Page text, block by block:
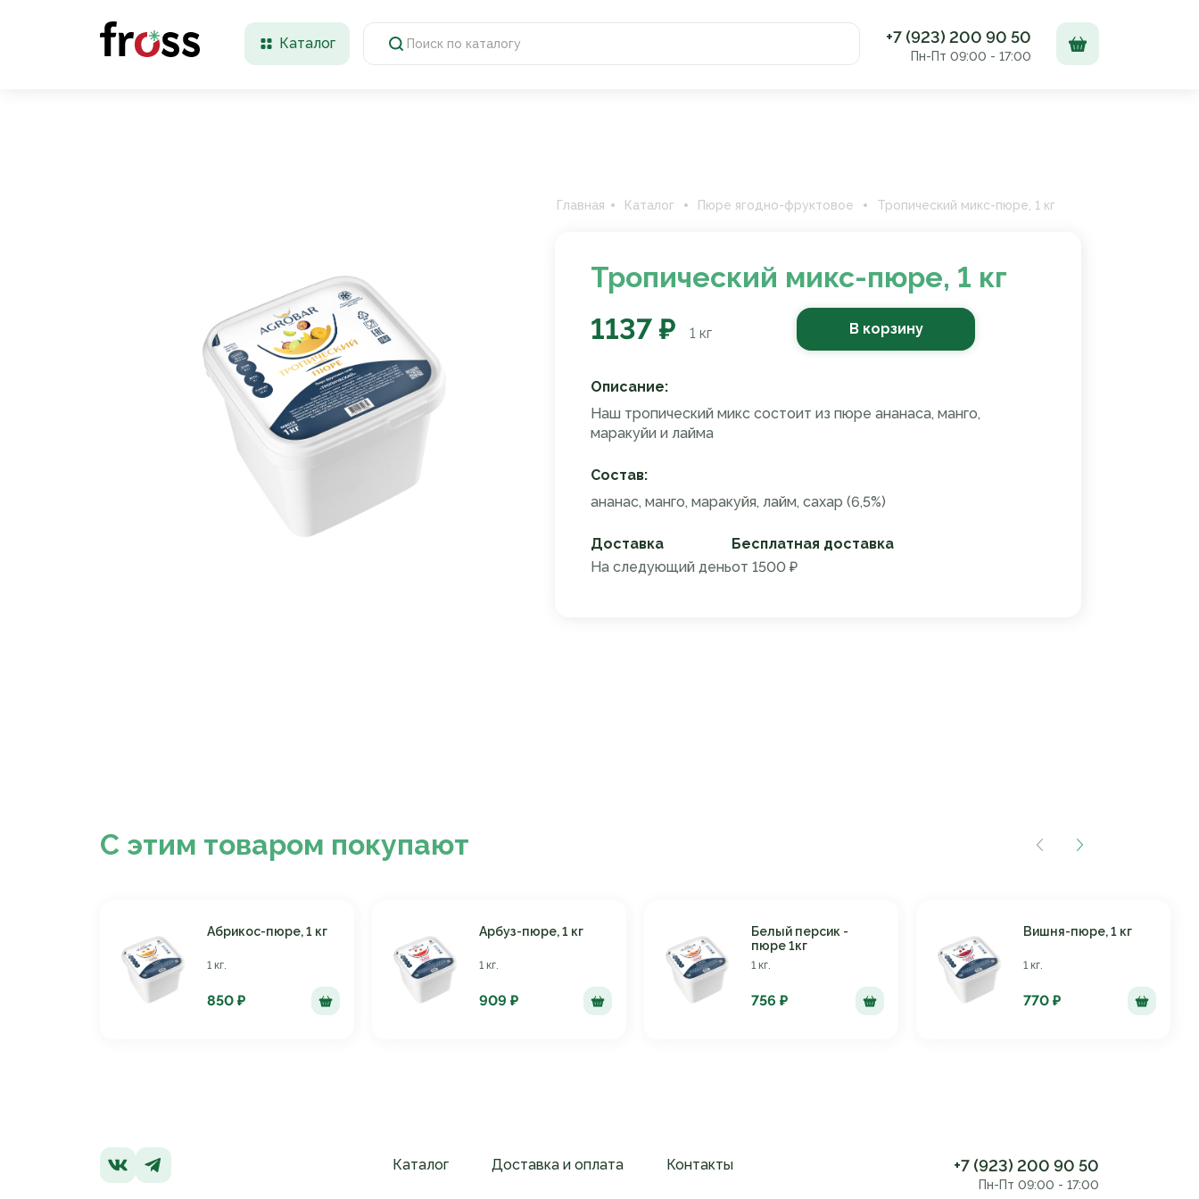
Каталог +7 (923) 200 90 50
Пн-Пт 09:00 - 17:00
Главная Каталог Пюре ягодно-фруктовое Тропический микс-пюре, 1 кг
Тропический микс-пюре, 1 кг
1137 ₽
1 кг В корзину
Описание:
Наш тропический микс состоит из пюре ананаса, манго,
маракуйи и лайма
Состав:
ананас, манго, маракуйя, лайм, сахар (6,5%)
Доставка
На следующий день
Бесплатная доставка
от 1500 ₽
С этим товаром покупают
Абрикос-пюре, 1 кг
1 кг.
850 ₽
Арбуз-пюре, 1 кг
1 кг.
909 ₽
Белый персик -
пюре 1кг
1 кг.
756 ₽
Вишня-пюре, 1 кг
1 кг.
770 ₽
Каталог Доставка и оплата Контакты +7 (923) 200 90 50
Пн-Пт 09:00 - 17:00